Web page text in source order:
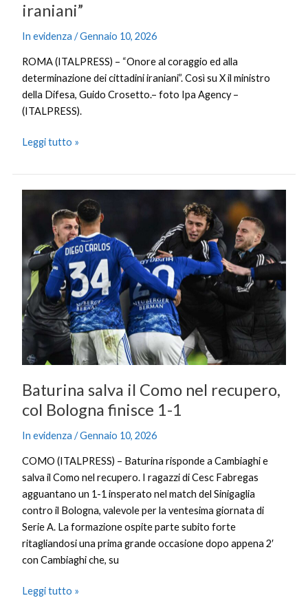
iraniani”
In evidenza /Gennaio 10, 2026
ROMA (ITALPRESS) – “Onore al coraggio ed alla
determinazione dei cittadini iraniani”. Così su X il ministro
della Difesa, Guido Crosetto.– foto Ipa Agency –
(ITALPRESS).
Leggi tutto »
Baturina salva il Como nel recupero,
col Bologna finisce 1-1
In evidenza /Gennaio 10, 2026
COMO (ITALPRESS) – Baturina risponde a Cambiaghi e
salva il Como nel recupero. I ragazzi di Cesc Fabregas
agguantano un 1-1 insperato nel match del Sinigaglia
contro il Bologna, valevole per la ventesima giornata di
Serie A. La formazione ospite parte subito forte
ritagliandosi una prima grande occasione dopo appena 2′
con Cambiaghi che, su
Como
nel
recupero,
col
Bologna
finisce
1
Leggi tutto »